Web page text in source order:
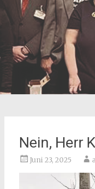
Nein, Herr
Juni 23, 2025